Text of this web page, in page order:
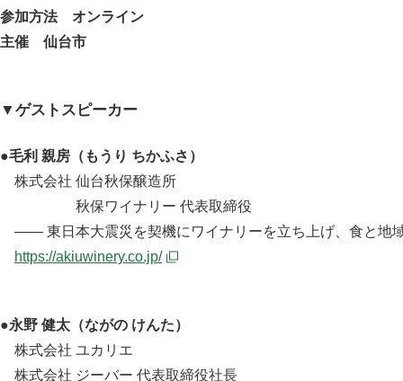
参加方法 オンライン
主催 仙台市
▼ゲストスピーカー
●毛利 親房（もうり ちかふさ）
株式会社 仙台秋保醸造所
秋保ワイナリー 代表取締役
—— 東日本大震災を契機にワイナリーを立ち上げ、食と地
https://akiuwinery.co.jp/
●永野 健太（ながの けんた）
株式会社 ユカリエ
株式会社 ジーバー 代表取締役社長